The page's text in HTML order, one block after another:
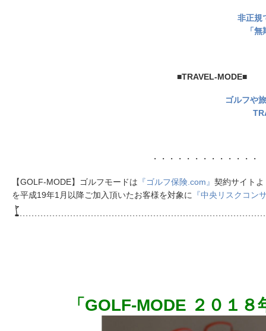
非正規
「
■TRAVEL-MODE■
ゴルフや
・・・・・・・・・・・・・
【GOLF-MODE】ゴルフモードは 『ゴルフ保険.com』 契約サイト
を平成19年1月以降ご加入頂いたお客様を対象に
『中央リスクコン
「GOLF-MODE ２０１８